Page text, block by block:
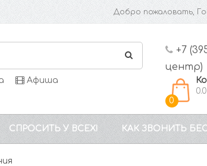
Добро пожаловать,
Афиша
+7
центр)
0
СПРОСИТЬ У ВСЕХ! КАК ЗВОНИТЬ